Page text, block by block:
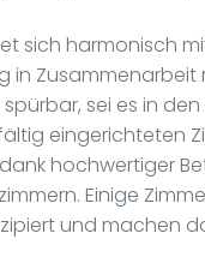
sich harmonisch
in
spürbar, sei es in
eingerichteten
hochwertiger
Einige
und machen